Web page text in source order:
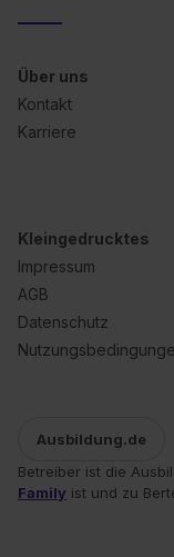
Über uns
Kontakt
Karriere
Kleingedrucktes
Impressum
AGB
Datenschutz
Ausbildung.de
Betreiber ist die
Family ist und zu